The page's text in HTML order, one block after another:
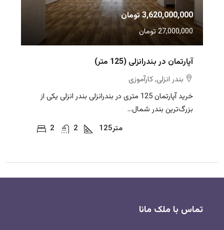
3,620,000,000 تومان
27,000,000 تومان
آپارتمان در بندرانزلی (125 متر)
بندر انزلی, کارآموزی
خرید آپارتمان 125 متری در بندرانزلی بندر انزلی یکی از
بزرگ‌ترین بندر شمال...
2
2 125متر
تماس با ملک مانا